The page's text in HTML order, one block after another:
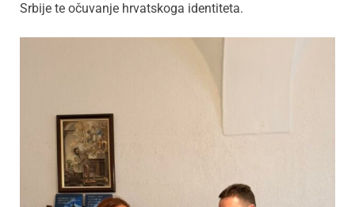
Srbije te očuvanje hrvatskoga identiteta.